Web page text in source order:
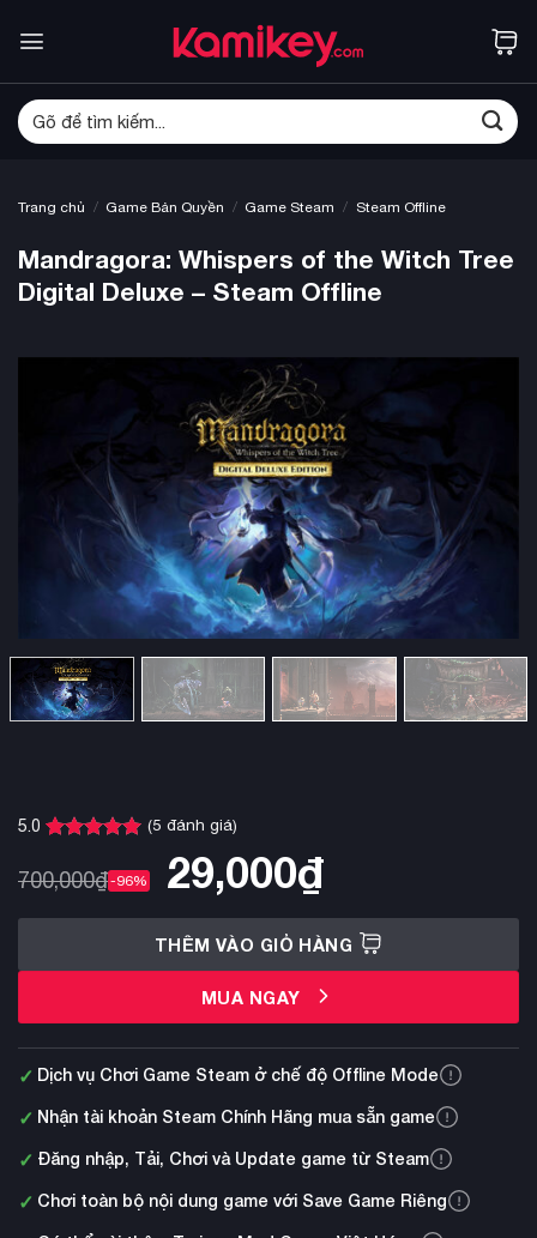
qua
dung
Tìm
kiếm:
Trang chủ / Game Bản Quyền / Game Steam / Steam Offline
Mandragora: Whispers of the Witch Tree
Digital Deluxe – Steam Offline
5.0
dựa trên
đánh giá
(5 đánh giá)
700,000₫-96% 29,000₫
THÊM VÀO GIỎ HÀNG
MUA NGAY
✓ Dịch vụ Chơi Game Steam ở chế độ Offline Mode
✓ Nhận tài khoản Steam Chính Hãng mua sẵn game
✓ Đăng nhập, Tải, Chơi và Update game từ Steam
✓ Chơi toàn bộ nội dung game với Save Game Riêng